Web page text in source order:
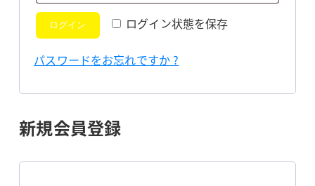
ログイン状態を保存
ログイン
パスワードをお忘れですか ?
新規会員登録